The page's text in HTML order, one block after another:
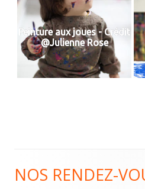
Peinture aux joues - Crédit
@Julienne Rose
Main
NOS RENDEZ-